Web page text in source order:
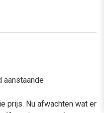
aanstaande
prijs. Nu afwachten wat er